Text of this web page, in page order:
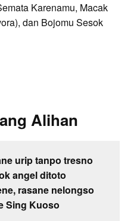
Karenamu, Macak
dan Bojomu Sesok
Alihan
urip tanpo tresno
angel ditoto
rasane nelongso
Sing Kuoso